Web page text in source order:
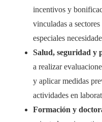
incentivos y
vinculadas a
especiales
Salud, seguridad y
a realizar
y aplicar medidas
actividades en
Formación y